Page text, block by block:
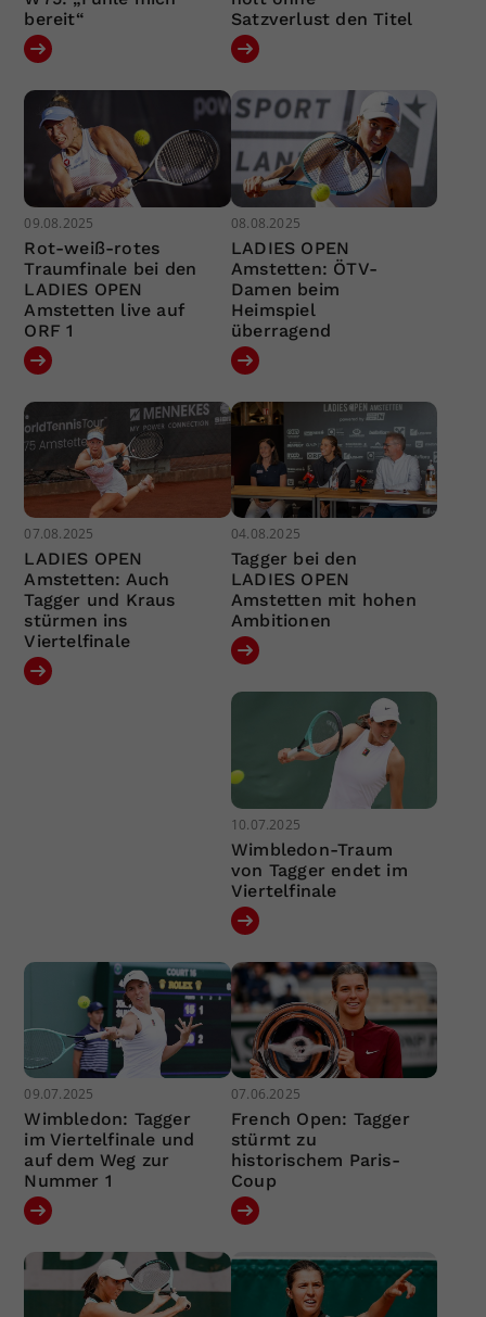
bereit“
Satzverlust den Titel
09.08.2025
Rot-weiß-rotes
Traumfinale bei den
LADIES OPEN
Amstetten live auf
ORF 1
08.08.2025
LADIES OPEN
Amstetten: ÖTV-
Damen beim
Heimspiel
überragend
07.08.2025
LADIES OPEN
Amstetten: Auch
Tagger und Kraus
stürmen ins
Viertelfinale
04.08.2025
Tagger bei den
LADIES OPEN
Amstetten mit hohen
Ambitionen
10.07.2025
Wimbledon-Traum
von Tagger endet im
Viertelfinale
09.07.2025
Wimbledon: Tagger
im Viertelfinale und
auf dem Weg zur
Nummer 1
07.06.2025
French Open: Tagger
stürmt zu
historischem Paris-
Coup